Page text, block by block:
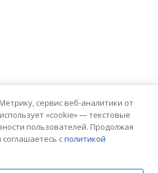
сервис веб-аналитики от
«cookie» — текстовые
пользователей. Продолжая
сполитикой